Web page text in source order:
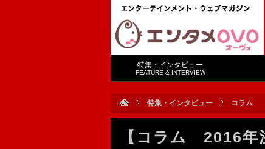
特集・インタビュー
FEATURE & INTERVIEW
特集・インタビュー コラム
【コラム 2016年